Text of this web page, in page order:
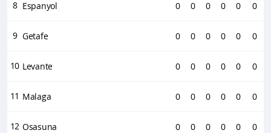
8 Espanyol 0 0 0 0 0 0
9 Getafe 0 0 0 0 0 0
10 Levante 0 0 0 0 0 0
11 Malaga 0 0 0 0 0 0
12 Osasuna 0 0 0 0 0 0